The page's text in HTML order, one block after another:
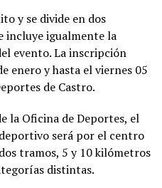
y se divide en dos
incluye igualmente la
evento. La inscripción
enero y hasta el viernes 05
de Castro.
la Oficina de Deportes, el
será por el centro
tramos, 5 y 10 kilómetros
distintas.